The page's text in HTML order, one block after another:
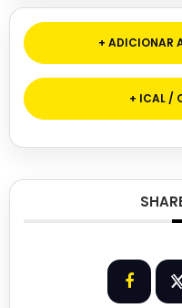
+ ADICIONAR
+ ICAL /